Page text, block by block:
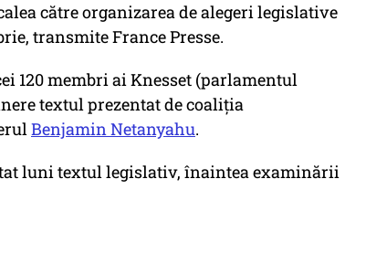
către organizarea de alegeri legislative
transmite France Presse.
120 membri ai Knesset (parlamentul
textul prezentat de coaliţia
Benjamin Netanyahu.
luni textul legislativ, înaintea examinării